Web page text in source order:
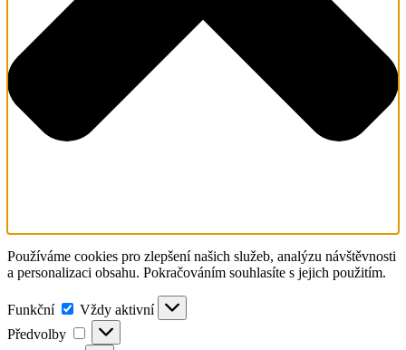
Používáme cookies pro zlepšení našich služeb, analýzu návštěvnosti
a personalizaci obsahu. Pokračováním souhlasíte s jejich použitím.
Funkční
Vždy aktivní
Předvolby